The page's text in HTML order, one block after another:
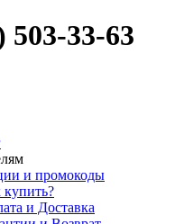
503-33-63
и промокоды
купить?
и Доставка